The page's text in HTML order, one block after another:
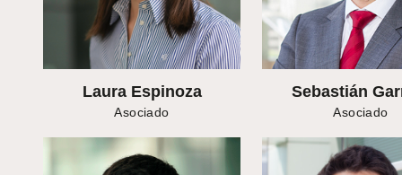
Laura Espinoza
Asociado
Sebastián
Asociado